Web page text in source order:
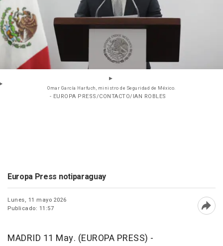
Omar García Harfuch, ministro de Seguridad de México.
- EUROPA PRESS/CONTACTO/IAN ROBLES
Europa Press notiparaguay
Lunes, 11 mayo 2026
Publicado: 11:57
MADRID 11 May. (EUROPA PRESS) -